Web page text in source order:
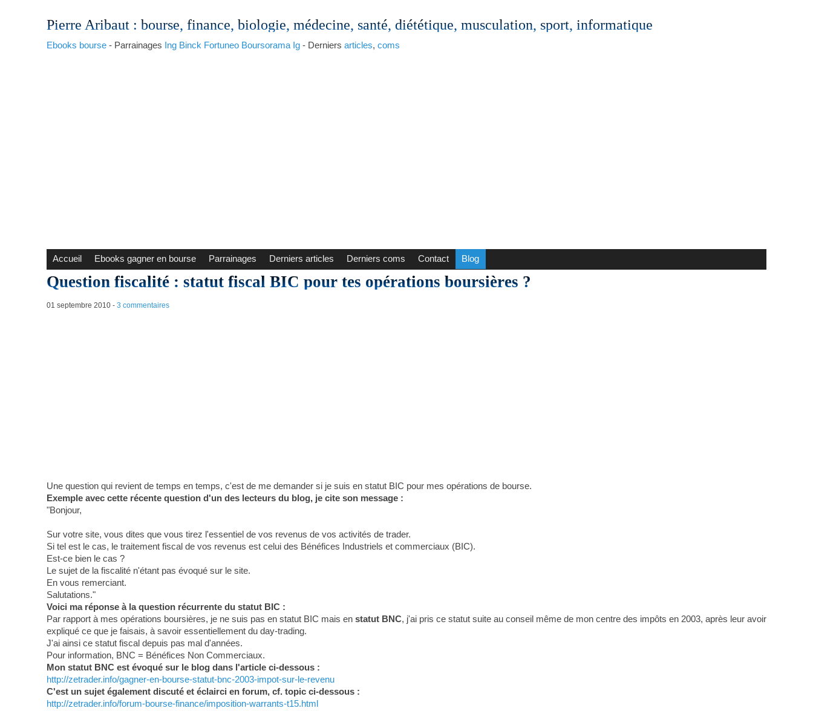
Pierre Aribaut: bourse, finance, biologie, médecine, santé, diététique, musculation, sport, informatique
Ebooks bourse- Parrainages Ing Binck Fortuneo Boursorama Ig- Derniers articles, coms
Accueil Ebooks gagner en bourse Parrainages Derniers articles Derniers coms Contact Blog
Question fiscalité : statut fiscal BIC pour tes opérations boursières ?
01 septembre 2010- 3 commentaires
Une question qui revient de temps en temps, c'est de me demander si je suis en statut BIC pour mes opérations de bourse.
Exemple avec cette récente question d'un des lecteurs du blog, je cite son message :
"Bonjour,
Sur votre site, vous dites que vous tirez l'essentiel de vos revenus de vos activités de trader.
Si tel est le cas, le traitement fiscal de vos revenus est celui des Bénéfices Industriels et commerciaux (BIC).
Est-ce bien le cas ?
Le sujet de la fiscalité n'étant pas évoqué sur le site.
En vous remerciant.
Salutations."
Voici ma réponse à la question récurrente du statut BIC :
Par rapport à mes opérations boursières, je ne suis pas en statut BIC mais en statut BNC, j'ai pris ce statut suite au conseil même de mon centre des impôts en 2003, après leur avoir
expliqué ce que je faisais, à savoir essentiellement du day-trading.
J'ai ainsi ce statut fiscal depuis pas mal d'années.
Pour information, BNC = Bénéfices Non Commerciaux.
Mon statut BNC est évoqué sur le blog dans l'article ci-dessous :
http://zetrader.info/gagner-en-bourse-statut-bnc-2003-impot-sur-le-revenu
C'est un sujet également discuté et éclairci en forum, cf. topic ci-dessous :
http://zetrader.info/forum-bourse-finance/imposition-warrants-t15.html